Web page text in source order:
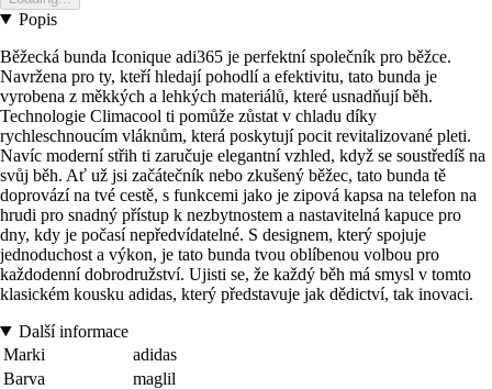
Popis
Běžecká bunda Iconique adi365 je perfektní společník pro běžce.
Navržena pro ty, kteří hledají pohodlí a efektivitu, tato bunda je
vyrobena z měkkých a lehkých materiálů, které usnadňují běh.
Technologie Climacool ti pomůže zůstat v chladu díky
rychleschnoucím vláknům, která poskytují pocit revitalizované pleti.
Navíc moderní střih ti zaručuje elegantní vzhled, když se soustředíš na
svůj běh. Ať už jsi začátečník nebo zkušený běžec, tato bunda tě
doprovází na tvé cestě, s funkcemi jako je zipová kapsa na telefon na
hrudi pro snadný přístup k nezbytnostem a nastavitelná kapuce pro
dny, kdy je počasí nepředvídatelné. S designem, který spojuje
jednoduchost a výkon, je tato bunda tvou oblíbenou volbou pro
každodenní dobrodružství. Ujisti se, že každý běh má smysl v tomto
klasickém kousku adidas, který představuje jak dědictví, tak inovaci.
Další informace
Marki
adidas
Barva
maglil